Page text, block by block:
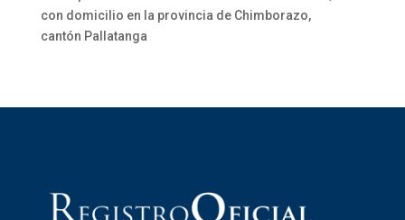
con domicilio en la provincia de Chimborazo,
cantón Pallatanga